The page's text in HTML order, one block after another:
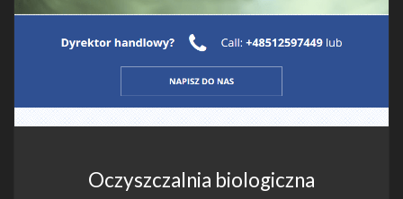
Oczyszczalnia biologiczna